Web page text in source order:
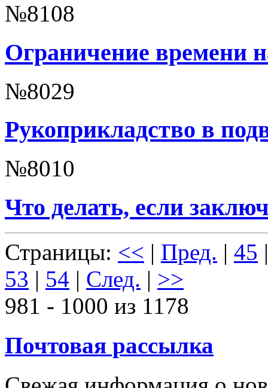
№8108
Ограничение времени
№8029
Рукоприкладство в
№8010
Что делать, если
Страницы: << | Пред. | 45
53 | 54 | След. | >>
981 - 1000 из 1178
Почтовая рассылка